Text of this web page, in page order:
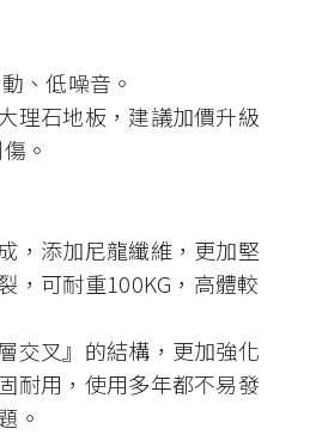
、低噪音。
理石地板，建議加價升級
。
，添加尼龍纖維，更加堅
，可耐重100KG，高體較
交叉』的結構，更加強化
耐用，使用多年都不易發
。